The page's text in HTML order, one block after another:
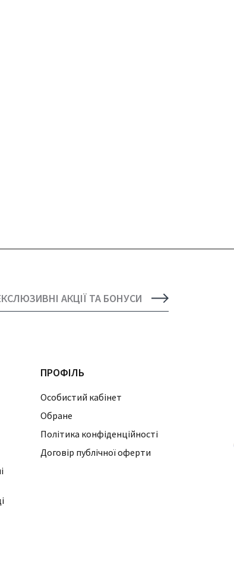
АКЦІЇ ТА БОНУСИ
ПРОФІЛЬ
Особистий кабінет
Обране
Політика конфіденційності
Договір публічної оферти